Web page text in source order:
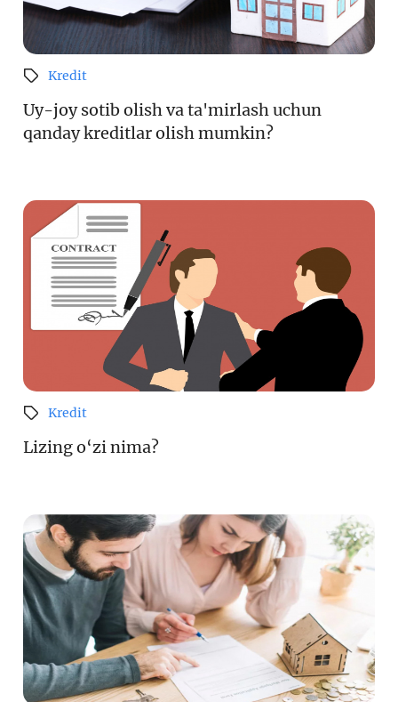
Kredit
Uy-joy sotib olish va ta'mirlash uchun
qanday kreditlar olish mumkin?
Kredit
Lizing o‘zi nima?